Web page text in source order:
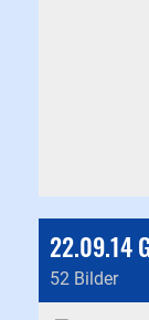
22.09.14
52 Bilder